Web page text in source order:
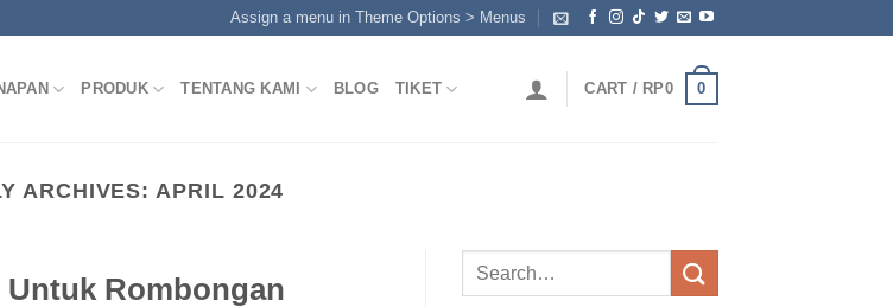
Assign a menu in Theme Options > Menus
PRODUK TENTANG KAMI BLOG TIKET CART / RP0 0
ARCHIVES: APRIL 2024
Untuk Rombongan
Search